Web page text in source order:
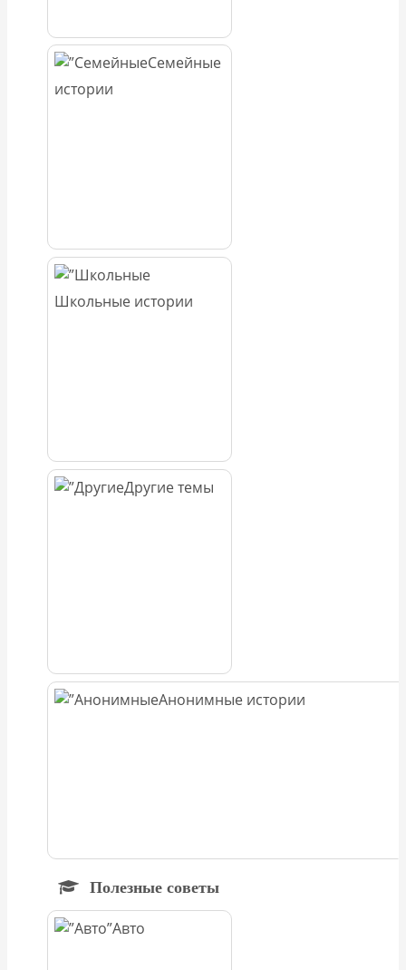
Семейные
истории
Школьные истории
Другие темы
Анонимные истории
Полезные советы
Авто